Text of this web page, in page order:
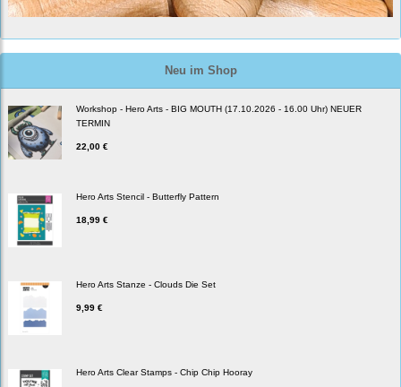
Neu im Shop
Workshop - Hero Arts - BIG MOUTH (17.10.2026 - 16.00 Uhr) NEUER
TERMIN
22,00 €
Hero Arts Stencil - Butterfly Pattern
18,99 €
Hero Arts Stanze - Clouds Die Set
9,99 €
Hero Arts Clear Stamps - Chip Chip Hooray